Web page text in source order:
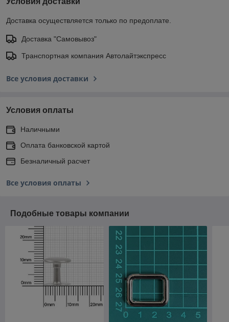
Доставка осуществляется только по предоплате.
Доставка "Самовывоз"
Транспортная компания Автолайтэкспресс
Все условия доставки
Условия оплаты
Наличными
Оплата банковской картой
Безналичный расчет
Все условия оплаты
Подобные товары компании